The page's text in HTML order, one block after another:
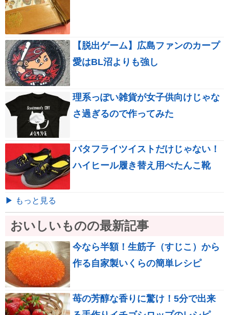
【脱出ゲーム】広島ファンのカープ
愛はBL沼よりも強し
理系っぽい雑貨が女子供向けじゃな
さ過ぎるので作ってみた
バタフライツイストだけじゃない！
ハイヒール履き替え用ぺたんこ靴
▶ もっと見る
おいしいものの最新記事
今なら半額！生筋子（すじこ）から
作る自家製いくらの簡単レシピ
苺の芳醇な香りに驚け！5分で出来